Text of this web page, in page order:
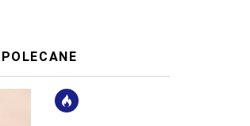
POLECANE